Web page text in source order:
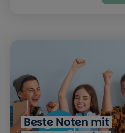
Beste Noten mit